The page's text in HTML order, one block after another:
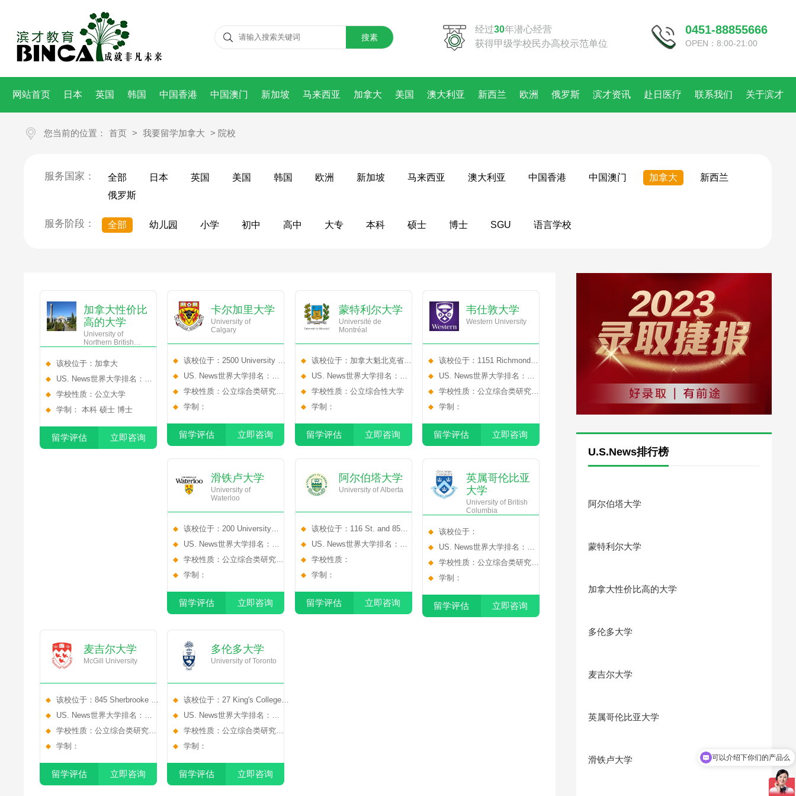
搜素
经过30年潜心经营
获得甲级学校民办高校示范单位
0451-88855666
OPEN：8:00-21:00
网站首页 日本 英国 韩国 中国香港 中国澳门 新加坡 马来西亚 加拿大 美国 澳大利亚 新西兰 欧洲 俄罗斯 滨才资讯 赴日医疗 联系我们 关于滨才
您当前的位置： 首页 > 我要留学加拿大 > 院校
服务国家： 全部 日本 英国 美国 韩国 欧洲 新加坡 马来西亚 澳大利亚 中国香港 中国澳门 加拿大
新西兰
俄罗斯
服务阶段： 全部 幼儿园 小学 初中 高中 大专 本科 硕士 博士 SGU 语言学校
加拿大性价比
高的大学
University of
Northern British
该校位于：加拿大
US. News世界大学排名：
NO.0
学校性质：公立大学
学制： 本科 硕士 博士
留学评估 立即咨询
卡尔加里大学
University of
Calgary
该校位于：2500 University Dr
NW, Calgary, AB T2N 1N4
US. News世界大学排名：
NO.235
学校性质：公立综合类研究型
大学
学制：
留学评估 立即咨询
蒙特利尔大学
Université de
Montréal
该校位于：加拿大魁北克省蒙
特利尔市诶杜阿荷·蒙珀提大道
2900号
US. News世界大学排名：
NO.0
学校性质：公立综合性大学
学制：
留学评估 立即咨询
韦仕敦大学
Western University
该校位于：1151 Richmond
Street, London, Ontario,
Canada, N6A 3K7
US. News世界大学排名：
NO.114
学校性质：公立综合类研究型
大学
学制：
留学评估 立即咨询
滑铁卢大学
University of
Waterloo
该校位于：200 University
Avenue West, Waterloo, ON
US. News世界大学排名：
NO.112
学校性质：公立综合类研究型
大学
学制：
留学评估 立即咨询
阿尔伯塔大学
University of Alberta
该校位于：116 St. and 85
Ave., Edmonton, AB
US. News世界大学排名：
NO.0
学校性质：
学制：
留学评估 立即咨询
英属哥伦比亚
大学
University of British
Columbia
该校位于：
US. News世界大学排名：
NO.46
学校性质：公立综合类研究型
大学
学制：
留学评估 立即咨询
麦吉尔大学
McGill University
该校位于：845 Sherbrooke St
W, Montreal, Quebec
US. News世界大学排名：
NO.31
学校性质：公立综合类研究型
大学
学制：
留学评估 立即咨询
多伦多大学
University of Toronto
该校位于：27 King's College
Cir, Toronto, ON M5S 1A1
US. News世界大学排名：
NO.21
学校性质：公立综合类研究型
大学
学制：
留学评估 立即咨询
U.S.News排行榜
阿尔伯塔大学
蒙特利尔大学
加拿大性价比高的大学
多伦多大学
麦吉尔大学
英属哥伦比亚大学
滑铁卢大学 你们是怎么收费的呢